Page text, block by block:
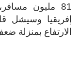
81 مليون
إفريقيا وسيشل
الارتفاع بمنزلة